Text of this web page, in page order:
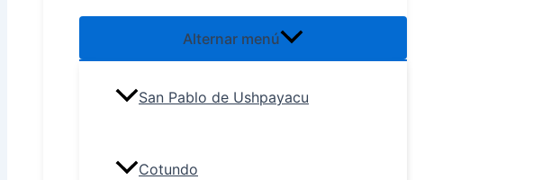
Alternar menú
San Pablo de Ushpayacu
Cotundo